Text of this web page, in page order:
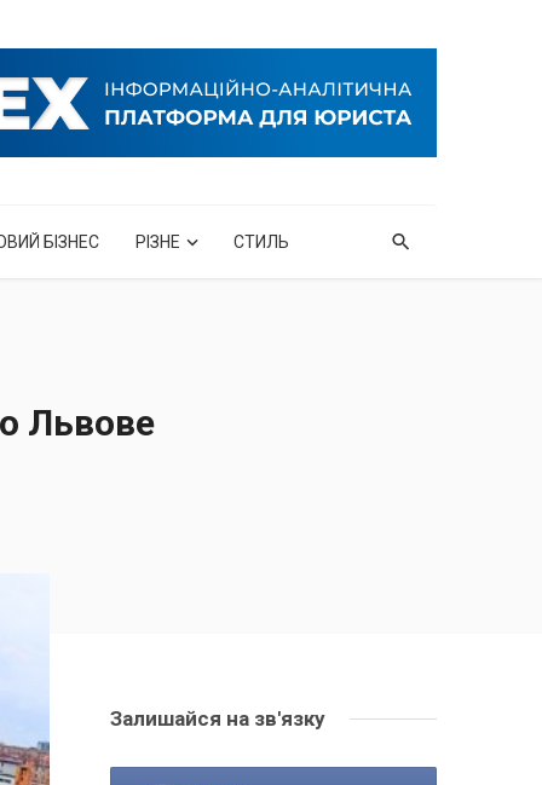
БІЗНЕС РІЗНЕ СТИЛЬ
Львове
Залишайся на зв'язку